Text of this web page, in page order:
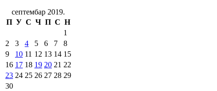
септембар 2019.
П У С Ч П С Н
1
2
3 4 5 6 7
8
9
10 11 12 13 14 15
16 17 18 19 20 21 22
23 24 25 26 27 28 29
30